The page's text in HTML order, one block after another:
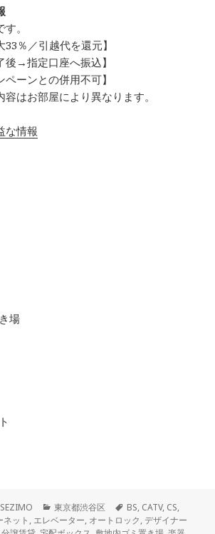
。
％／引越代を還元】
後→指定口座へ振込】
ーンとの併用不可】
はお部屋により異なります。
な情報
場
作
成
SEZIMO
カ
テ
東京都渋谷区
タ
グ
BS, CATV, CS,
ネット , エレベーター, オートロック,デザイナー